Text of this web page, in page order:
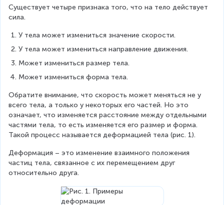
Существует четыре признака того, что на тело действует
сила.
У тела может измениться значение скорости.
У тела может измениться направление движения.
Может измениться размер тела.
Может измениться форма тела.
Обратите внимание, что скорость может меняться не у
всего тела, а только у некоторых его частей. Но это
означает, что изменяется расстояние между отдельными
частями тела, то есть изменяется его размер и форма.
Такой процесс называется деформацией тела (рис. 1).
Деформация – это изменение взаимного положения
частиц тела, связанное с их перемещением друг
относительно друга.